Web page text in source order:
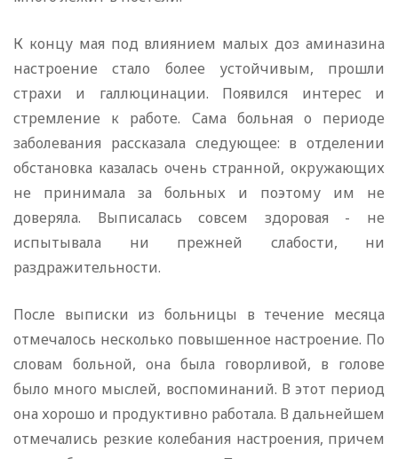
К концу мая под влиянием малых доз аминазина
настроение стало более устойчивым, прошли
страхи и галлюцинации. Появился интерес и
стремление к работе. Сама больная о периоде
заболевания рассказала следующее: в отделении
обстановка казалась очень странной, окружающих
не принимала за больных и поэтому им не
доверяла. Выписалась совсем здоровая - не
испытывала ни прежней слабости, ни
раздражительности.
После выписки из больницы в течение месяца
отмечалось несколько повышенное настроение. По
словам больной, она была говорливой, в голове
было много мыслей, воспоминаний. В этот период
она хорошо и продуктивно работала. В дальнейшем
отмечались резкие колебания настроения, причем